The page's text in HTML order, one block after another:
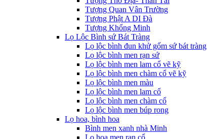
Tượng Quan Vân Trường
Tượng Phật A DI Đà
Tượng Khổng Minh
Lọ Lộc Bình sứ Bát Tràng
Lọ lộc bình đun khử gốm sứ bát tràng
Lọ lộc bình men rạn sứ
Lọ lộc bình men lam cổ vẽ kỹ
Lọ lộc bình men chàm cổ vẽ kỹ
Lọ lộc bình men màu
Lọ lộc bình men lam cổ
Lọ lộc bình men chàm cổ
Lọ lộc bình men búp rong
Lọ hoa, bình hoa
Bình men xanh nhà Minh
Lọ hoa men rạn cổ